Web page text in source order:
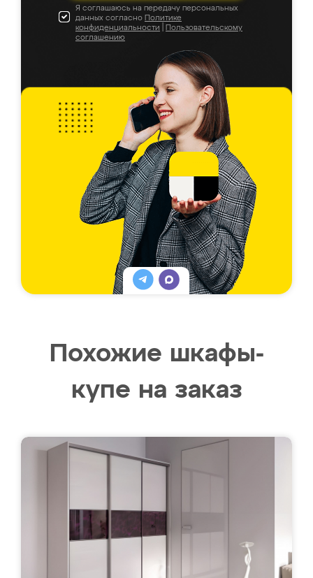
Я соглашаюсь на передачу персональных
данных согласно Политике
конфиденциальности
Пользовательскому
соглашению
Похожие шкафы-
купе на заказ